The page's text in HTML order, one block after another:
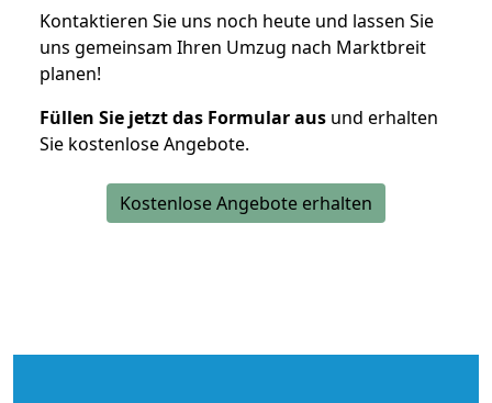
Kontaktieren Sie uns noch heute und lassen Sie
uns gemeinsam Ihren Umzug nach Marktbreit
planen!
Füllen Sie jetzt das Formular aus und erhalten
Sie kostenlose Angebote.
Kostenlose Angebote erhalten